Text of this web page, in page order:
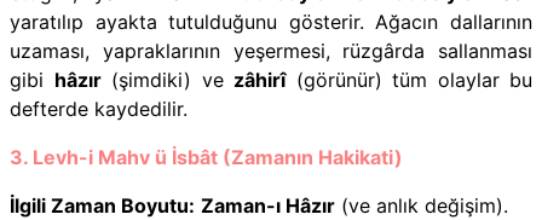
yaratılıp ayakta tutulduğunu gösterir. Ağacın dallarının
uzaması, yapraklarının yeşermesi, rüzgârda sallanması
gibi hâzır(şimdiki) ve zâhirî(görünür) tüm olaylar bu
defterde kaydedilir.
3. Levh-i Mahv ü İsbât (Zamanın Hakikati)
İlgili Zaman Boyutu: Zaman-ı Hâzır (ve anlık değişim).